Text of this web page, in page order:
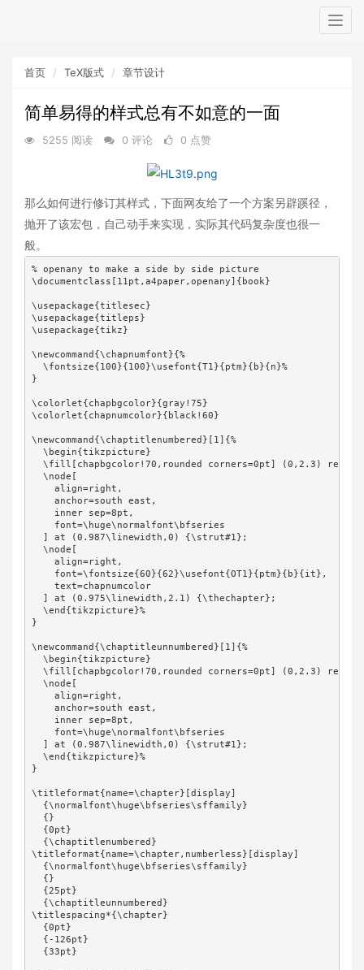
首页 TeX版式 章节设计
简单易得的样式总有不如意的一面
5255 阅读 0 评论 0 点赞
那么如何进行修订其样式，下面网友给了一个方案另辟蹊径，
抛开了该宏包，自己动手来实现，实际其代码复杂度也很一
般。
% openany to make a side by side picture
\documentclass[11pt,a4paper,openany]{book}
\usepackage{titlesec}
\usepackage{titleps}
\usepackage{tikz}
\newcommand{\chapnumfont}{%
\fontsize{100}{100}\usefont{T1}{ptm}{b}{n}%
}
\colorlet{chapbgcolor}{gray!75}
\colorlet{chapnumcolor}{black!60}
\newcommand{\chaptitlenumbered}[1]{%
\begin{tikzpicture}
\fill[chapbgcolor!70,rounded corners=0pt] (0,2.3)
\node[
align=right,
anchor=south east,
inner sep=8pt,
font=\huge\normalfont\bfseries
] at (0.987\linewidth,0) {\strut#1};
\node[
align=right,
font=\fontsize{60}{62}\usefont{OT1}{ptm}{b}{it},
text=chapnumcolor
] at (0.975\linewidth,2.1) {\thechapter};
\end{tikzpicture}%
}
\newcommand{\chaptitleunnumbered}[1]{%
\begin{tikzpicture}
\fill[chapbgcolor!70,rounded corners=0pt] (0,2.3)
\node[
align=right,
anchor=south east,
inner sep=8pt,
font=\huge\normalfont\bfseries
] at (0.987\linewidth,0) {\strut#1};
\end{tikzpicture}%
}
\titleformat{name=\chapter}[display]
{\normalfont\huge\bfseries\sffamily}
{}
{0pt}
{\chaptitlenumbered}
\titleformat{name=\chapter,numberless}[display]
{\normalfont\huge\bfseries\sffamily}
{}
{25pt}
{\chaptitleunnumbered}
\titlespacing*{\chapter}
{0pt}
{-126pt}
{33pt}